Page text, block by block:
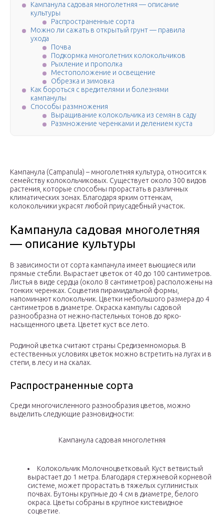
Кампанула садовая многолетняя — описание
культуры
Распространенные сорта
Можно ли сажать в открытый грунт — правила
ухода
Почва
Подкормка многолетних колокольчиков
Рыхление и прополка
Местоположение и освещение
Обрезка и зимовка
Как бороться с вредителями и болезнями
кампанулы
Способы размножения
Выращивание колокольчика из семян в саду
Размножение черенками и делением куста
Кампанула (Campanula) – многолетняя культура, относится к
семейству колокольчиковых. Существует около 300 видов
растения, которые способны прорастать в различных
климатических зонах. Благодаря ярким оттенкам,
колокольчики украсят любой приусадебный участок.
Кампанула садовая многолетняя
— описание культуры
В зависимости от сорта кампанула имеет вьющиеся или
прямые стебли. Вырастает цветок от 40 до 100 сантиметров.
Листья в виде сердца (около 8 сантиметров) расположены на
тонких черенках. Соцветия пирамидальной формы,
напоминают колокольчик. Цветки небольшого размера до 4
сантиметров в диаметре. Окраска кампулы садовой
разнообразна от нежно-пастельных тонов до ярко-
насыщенного цвета. Цветет куст все лето.
Родиной цветка считают страны Средиземноморья. В
естественных условиях цветок можно встретить на лугах и в
степи, в лесу и на скалах.
Распространенные сорта
Среди многочисленного разнообразия цветов, можно
выделить следующие разновидности:
Кампанула садовая многолетняя
Колокольчик Молочноцветковый. Куст ветвистый
вырастает до 1 метра. Благодаря стержневой корневой
системе, может прорастать в тяжелых суглинистых
почвах. Бутоны крупные до 4 см в диаметре, белого
окраса. Цветы собраны в крупное кистевидное
соцветие.